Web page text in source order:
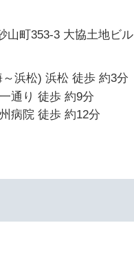
山町353-3 大協土地ビル
浜松) 浜松 徒歩 約3分
通り 徒歩 約9分
病院 徒歩 約12分